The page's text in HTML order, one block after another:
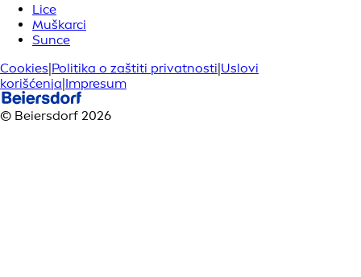
Lice
Muškarci
Sunce
Cookies|Politika o zaštiti privatnosti|Uslovi
korišćenja|Impresum
© Beiersdorf 2026